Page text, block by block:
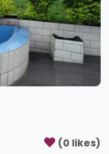
(0 likes)